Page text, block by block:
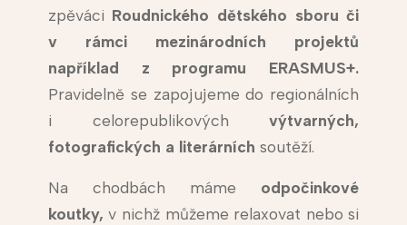
zpěváci Roudnického dětského sboru či
v rámci mezinárodních projektů
například z programu ERASMUS+.
Pravidelně se zapojujeme do regionálních
i celorepublikovýchvýtvarných,
fotografických a literárních soutěží.
Na chodbách máme odpočinkové
koutky, v nichž můžeme relaxovat nebo si